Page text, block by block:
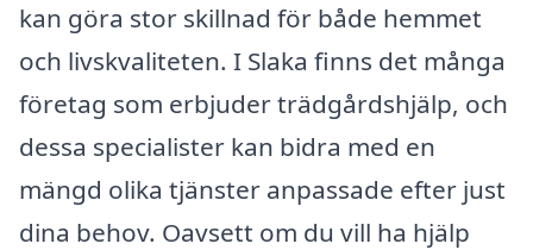
kan göra stor skillnad för både hemmet
och livskvaliteten. I Slaka finns det många
företag som erbjuder trädgårdshjälp, och
dessa specialister kan bidra med en
mängd olika tjänster anpassade efter just
dina behov. Oavsett om du vill ha hjälp